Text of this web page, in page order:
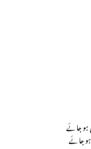
ہو جائے
جائے